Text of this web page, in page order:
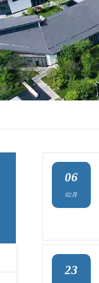
06
02月
23